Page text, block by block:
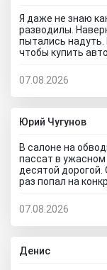
Я даже не знаю
разводилы.
пытались надуть.
чтобы купить
еще юриста
осмотреть авто.
днище глянуть.
ксерокопии
картинкам тачку
настаивать
если бы я 5 тачек
бы писали? Бред
есть куча других
можно спокойно
07.08.2026
Юрий Чугунов
В салоне на
пассат в
десятой дорогой.
раз попал на
что все с
сделать по
когда
говорю - где
07.08.2026
Денис